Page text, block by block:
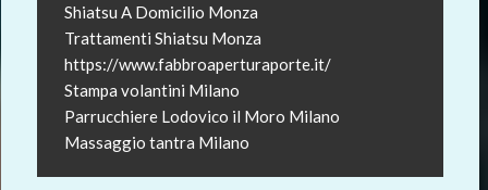
Shiatsu A Domicilio Monza
Trattamenti Shiatsu Monza
https://www.fabbroaperturaporte.it/
Stampa volantini Milano
Parrucchiere Lodovico il Moro Milano
Massaggio tantra Milano